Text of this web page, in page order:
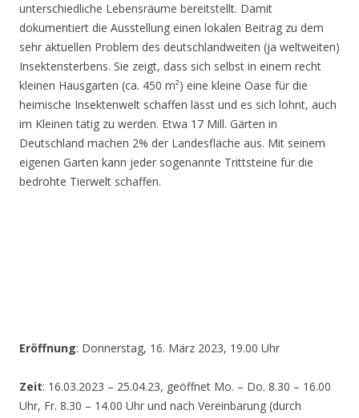
unterschiedliche Lebensräume bereitstellt. Damit
dokumentiert die Ausstellung einen lokalen Beitrag zu dem
sehr aktuellen Problem des deutschlandweiten (ja weltweiten)
Insektensterbens. Sie zeigt, dass sich selbst in einem recht
kleinen Hausgarten (ca. 450 m²) eine kleine Oase für die
heimische Insektenwelt schaffen lässt und es sich lohnt, auch
im Kleinen tätig zu werden. Etwa 17 Mill. Gärten in
Deutschland machen 2% der Landesfläche aus. Mit seinem
eigenen Garten kann jeder sogenannte Trittsteine für die
bedrohte Tierwelt schaffen.
Eröffnung: Donnerstag, 16. März 2023, 19.00 Uhr
Zeit: 16.03.2023 – 25.04.23, geöffnet Mo. – Do. 8.30 – 16.00
Uhr, Fr. 8.30 – 14.00 Uhr und nach Vereinbarung (durch